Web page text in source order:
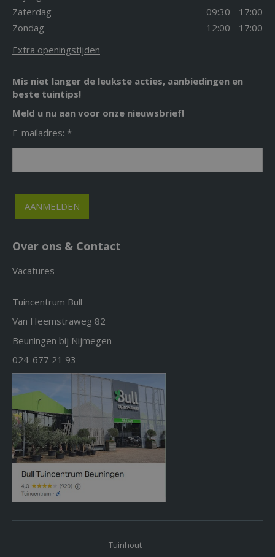
Zaterdag
09:30 - 17:00
Zondag
12:00 - 17:00
Extra openingstijden
Mis niet langer de leukste acties, aanbiedingen en
beste tuintips!
Meld u nu aan voor onze nieuwsbrief!
E-mailadres: *
Over ons & Contact
Vacatures
Tuincentrum Bull
Van Heemstraweg 82
Beuningen bij Nijmegen
024-677 21 93
Tuinhout